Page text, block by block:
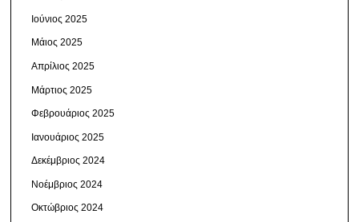
Ιούνιος 2025
Μάιος 2025
Απρίλιος 2025
Μάρτιος 2025
Φεβρουάριος 2025
Ιανουάριος 2025
Δεκέμβριος 2024
Νοέμβριος 2024
Οκτώβριος 2024